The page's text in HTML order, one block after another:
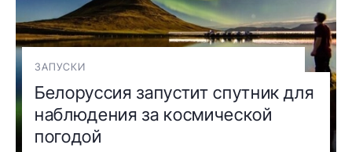
ЗАПУСКИ
Белоруссия запустит спутник для
наблюдения за космической
погодой